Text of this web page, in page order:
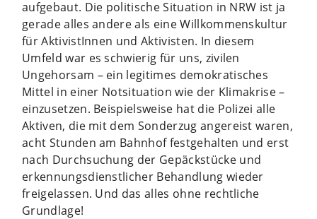
aufgebaut. Die politische Situation in NRW ist ja
gerade alles andere als eine Willkommenskultur
für AktivistInnen und Aktivisten. In diesem
Umfeld war es schwierig für uns, zivilen
Ungehorsam – ein legitimes demokratisches
Mittel in einer Notsituation wie der Klimakrise –
einzusetzen. Beispielsweise hat die Polizei alle
Aktiven, die mit dem Sonderzug angereist waren,
acht Stunden am Bahnhof festgehalten und erst
nach Durchsuchung der Gepäckstücke und
erkennungsdienstlicher Behandlung wieder
freigelassen. Und das alles ohne rechtliche
Grundlage!